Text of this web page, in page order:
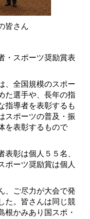
皆さん
・スポーツ奨励賞表
、全国規模のスポー
た選手や、長年の指
指導者を表彰するも
スポーツの普及・振
を表彰するもので
彰は個人５５名、
ポーツ奨励賞は個人
、ご尽力が大会で発
た。皆さんは同じ競
根かみあり国スポ・